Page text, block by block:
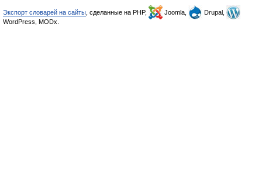
Экспорт словарей на сайты , сделанные на PHP, Joomla,
Drupal,
WordPress, MODx.